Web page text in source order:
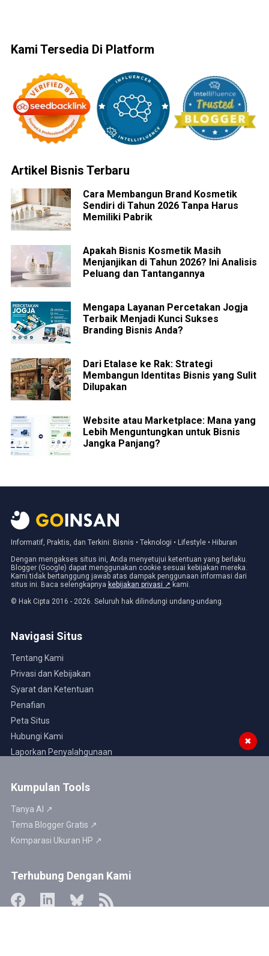
Kami Tersedia Di Platform
Artikel Bisnis Terbaru
Cara Membangun Brand Kosmetik
Sendiri di Tahun 2026 Tanpa Harus
Memiliki Pabrik
Apakah Bisnis Kosmetik Masih
Menjanjikan di Tahun 2026? Ini Analisis
Peluang dan Tantangannya
Mengapa Layanan Percetakan Jogja
Terbaik Menjadi Kunci Sukses
Branding Bisnis Anda?
Dari Etalase ke Rak: Strategi
Membangun Identitas Bisnis yang Sulit
Dilupakan
Website atau Marketplace: Mana yang
Lebih Menguntungkan untuk Bisnis
Jangka Panjang?
Informatif, Praktis, dan Terkini: Bisnis • Teknologi • Lifestyle • Hiburan
Dengan mengakses situs ini, Anda menyetujui ketentuan yang berlaku.
Blogger (Google) dapat menggunakan cookie sesuai kebijakan mereka.
Kami tidak bertanggung jawab atas dampak penggunaan informasi dari
situs ini. Baca selengkapnya kebijakan privasi ↗ kami.
© Hak Cipta 2016 - 2026. Seluruh hak dilindungi undang-undang.
Navigasi Situs
Tentang Kami
Privasi dan Kebijakan
Syarat dan Ketentuan
Penafian
Peta Situs
Hubungi Kami
Laporkan Penyalahgunaan
Kumpulan Tools
Tanya AI ↗
Tema Blogger Gratis ↗
Komparasi Ukuran HP ↗
Terhubung Dengan Kami
✖